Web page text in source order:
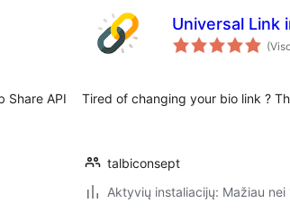
Share API
Universal Link
Tired of changing your bio link ?
talbiconsept
Aktyvių instaliacijų: Mažiau nei